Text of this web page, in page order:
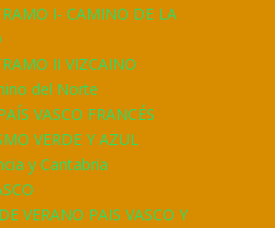
I- CAMINO DE LA
II VIZCAINO
del Norte
VASCO FRANCÉS
VERDE Y AZUL
y Cantabria
VERANO PAIS VASCO Y